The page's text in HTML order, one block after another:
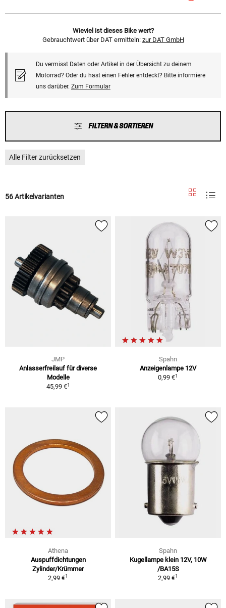
Wieviel ist dieses Bike wert?
Gebrauchtwert über DAT ermitteln: zur DAT GmbH
Du vermisst Daten oder Artikel in der Übersicht zu deinem
Motorrad? Oder du hast einen Fehler entdeckt? Bitte informiere
uns darüber. Zum Formular
FILTERN & SORTIEREN
Alle Filter zurücksetzen
56 Artikelvarianten
JMP
Anlasserfreilauf für diverse
Modelle
45,99 €1
Spahn
Anzeigenlampe 12V
0,99 €1
Athena
Auspuffdichtungen
Zylinder/Krümmer
2,99 €1
Spahn
Kugellampe klein 12V, 10W
/BA15S
2,99 €1